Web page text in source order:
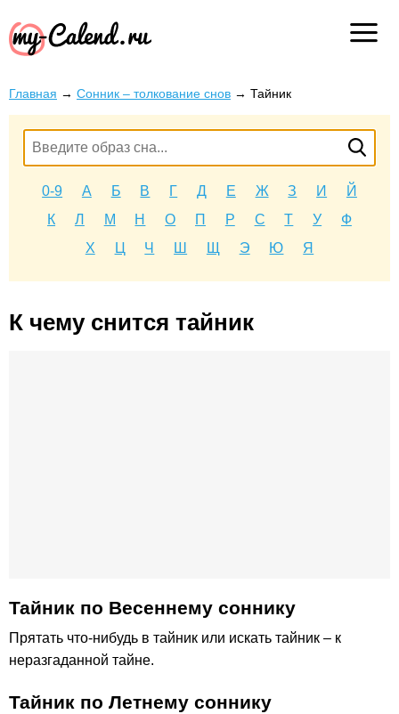
Главная → Сонник – толкование снов → Тайник
0-9 А Б В Г Д Е Ж З И
Й
К
Л М Н О П Р С Т У
Ф
Х
Ц Ч Ш Щ Э Ю Я
К чему снится тайник
Тайник по Весеннему соннику
Прятать что-нибудь в тайник или искать тайник – к
неразгаданной тайне.
Тайник по Летнему соннику